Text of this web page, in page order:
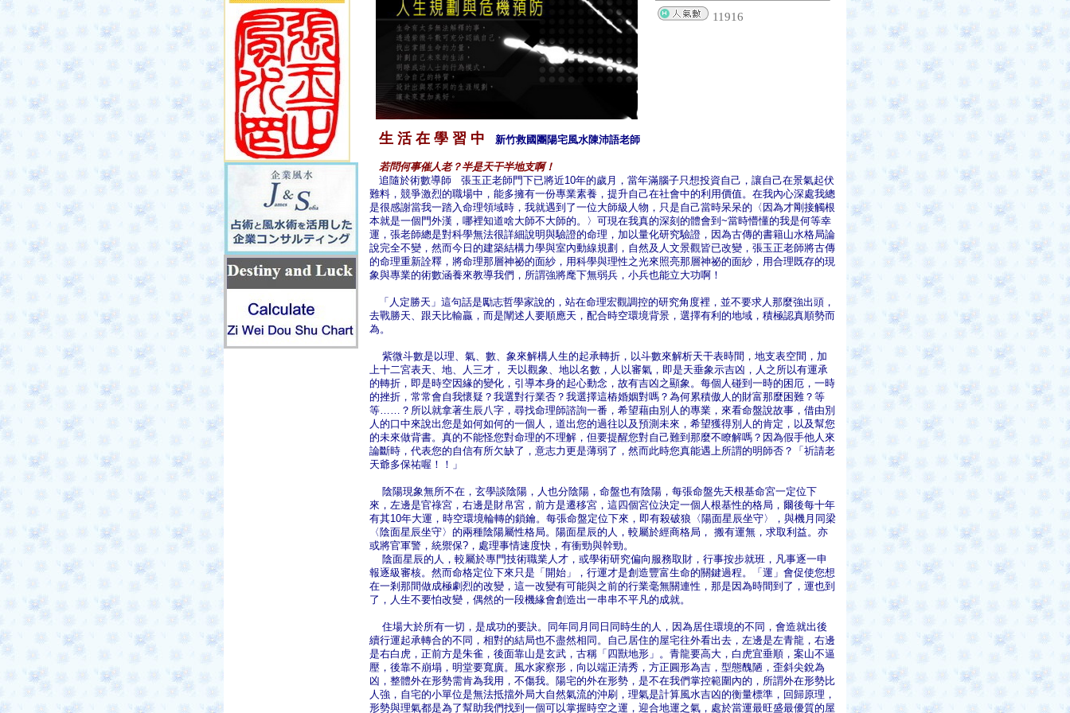
11916
生 活 在 學 習 中 新竹救國團陽宅風水陳沛語老師
若問何事催人老？半是天干半地支啊！
追隨於術數導師 張玉正老師門下已將近10年的歲月，當年滿腦子只想投資自己，讓自己在景氣起伏
難料，競爭激烈的職場中，能多擁有一份專業素養，提升自己在社會中的利用價值。在我內心深處我總
是很感謝當我一踏入命理領域時，我就遇到了一位大師級人物，只是自己當時呆呆的〈因為才剛接觸根
本就是一個門外漢，哪裡知道啥大師不大師的。〉可現在我真的深刻的體會到~當時懵懂的我是何等幸
運，張老師總是對科學無法很詳細說明與驗證的命理，加以量化研究驗證，因為古傳的書籍山水格局論
說完全不變，然而今日的建築結構力學與室內動線規劃，自然及人文景觀皆已改變，張玉正老師將古傳
的命理重新詮釋，將命理那層神祕的面紗，用科學與理性之光來照亮那層神祕的面紗，用合理既存的現
象與專業的術數涵養來教導我們，所謂強將麾下無弱兵，小兵也能立大功啊！
「人定勝天」這句話是勵志哲學家說的，站在命理宏觀調控的研究角度裡，並不要求人那麼強出頭，
去戰勝天、跟天比輸贏，而是闡述人要順應天，配合時空環境背景，選擇有利的地域，積極認真順勢而
為。
紫微斗數是以理、氣、數、象來解構人生的起承轉折，以斗數來解析天干表時間，地支表空間，加
上十二宮表天、地、人三才， 天以觀象、地以名數，人以審氣，即是天垂象示吉凶，人之所以有運承
的轉折，即是時空因緣的變化，引導本身的起心動念，故有吉凶之顯象。每個人碰到一時的困厄，一時
的挫折，常常會自我懷疑？我選對行業否？我選擇這樁婚姻對嗎？為何累積傲人的財富那麼困難？等
等……？所以就拿著生辰八字，尋找命理師諮詢一番，希望藉由別人的專業，來看命盤說故事，借由別
人的口中來說出您是如何如何的一個人，道出您的過往以及預測未來，希望獲得別人的肯定，以及幫您
的未來做背書。真的不能怪您對命理的不理解，但要提醒您對自己難到那麼不瞭解嗎？因為假手他人來
論斷時，代表您的自信有所欠缺了，意志力更是薄弱了，然而此時您真能遇上所謂的明師否？「祈請老
天爺多保祐喔！！」
陰陽現象無所不在，玄學談陰陽，人也分陰陽，命盤也有陰陽，每張命盤先天根基命宮一定位下
來，左邊是官祿宮，右邊是財帛宮，前方是遷移宮，這四個宮位決定一個人根基性的格局，爾後每十年
有其10年大運，時空環境輪轉的鎖鑰。每張命盤定位下來，即有殺破狼〈陽面星辰坐守〉，與機月同梁
〈陰面星辰坐守〉的兩種陰陽屬性格局。陽面星辰的人，較屬於經商格局， 搬有運無，求取利益。亦
或將官軍警，統禦保?，處理事情速度快，有衝勁與幹勁。
陰面星辰的人，較屬於專門技術職業人才，或學術研究偏向服務取財，行事按步就班，凡事逐一申
報逐級審核。然而命格定位下來只是「開始」，行運才是創造豐富生命的關鍵過程。「運」會促使您想
在一剎那間做成極劇烈的改變，這一改變有可能與之前的行業毫無關連性，那是因為時間到了，運也到
了，人生不要怕改變，偶然的一段機緣會創造出一串串不平凡的成就。
住場大於所有一切，是成功的要訣。同年同月同日同時生的人，因為居住環境的不同，會造就出後
續行運起承轉合的不同，相對的結局也不盡然相同。自己居住的屋宅往外看出去，左邊是左青龍，右邊
是右白虎，正前方是朱雀，後面靠山是玄武，古稱「四獸地形」。青龍要高大，白虎宜垂順，案山不逼
壓，後靠不崩塌，明堂要寬廣。風水家察形，向以端正清秀，方正圓形為吉，型態醜陋，歪斜尖銳為
凶，整體外在形勢需肯為我用，不傷我。陽宅的外在形勢，是不在我們掌控範圍內的，所謂外在形勢比
人強，自宅的小單位是無法抵擋外局大自然氣流的沖刷，理氣是計算風水吉凶的衡量標準，回歸原理，
形勢與理氣都是為了幫助我們找到一個可以掌握時空之運，迎合地運之氣，處於當運最旺盛最優質的屋